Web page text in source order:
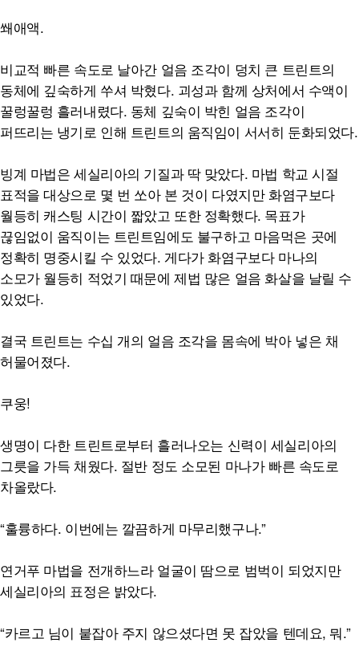
쐐애액.
비교적 빠른 속도로 날아간 얼음 조각이 덩치 큰 트린트의
동체에 깊숙하게 쑤셔 박혔다. 괴성과 함께 상처에서 수액이
꿀렁꿀렁 흘러내렸다. 동체 깊숙이 박힌 얼음 조각이
퍼뜨리는 냉기로 인해 트린트의 움직임이 서서히 둔화되었다.
빙계 마법은 세실리아의 기질과 딱 맞았다. 마법 학교 시절
표적을 대상으로 몇 번 쏘아 본 것이 다였지만 화염구보다
월등히 캐스팅 시간이 짧았고 또한 정확했다. 목표가
끊임없이 움직이는 트린트임에도 불구하고 마음먹은 곳에
정확히 명중시킬 수 있었다. 게다가 화염구보다 마나의
소모가 월등히 적었기 때문에 제법 많은 얼음 화살을 날릴 수
있었다.
결국 트린트는 수십 개의 얼음 조각을 몸속에 박아 넣은 채
허물어졌다.
쿠웅!
생명이 다한 트린트로부터 흘러나오는 신력이 세실리아의
그릇을 가득 채웠다. 절반 정도 소모된 마나가 빠른 속도로
차올랐다.
“훌륭하다. 이번에는 깔끔하게 마무리했구나.”
연거푸 마법을 전개하느라 얼굴이 땀으로 범벅이 되었지만
세실리아의 표정은 밝았다.
“카르고 님이 붙잡아 주지 않으셨다면 못 잡았을 텐데요, 뭐.”